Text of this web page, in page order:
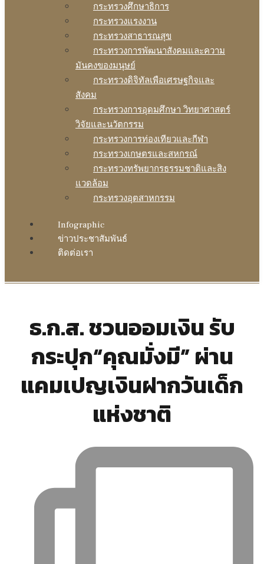
กระทรวงศึกษาธิการ
กระทรวงแรงงาน
กระทรวงสาธารณสุข
กระทรวงการพัฒนาสังคมและความ
มันคงของมนุษย์
กระทรวงดิจิทัลเพือเศรษฐกิจและ
สังคม
กระทรวงการอุดมศึกษา วิทยาศาสตร์
วิจัยและนวัตกรรม
กระทรวงการท่องเทียวและกีฬา
กระทรวงเกษตรและสหกรณ์
กระทรวงทรัพยากรธรรมชาติและสิง
แวดล้อม
กระทรวงอุตสาหกรรม
Infographic
ข่าวประชาสัมพันธ์
ติดต่อเรา
ธ.ก.ส. ชวนออมเงิน รับ
กระปุก“คุณมั่งมี” ผ่าน
แคมเปญเงินฝากวันเด็ก
แห่งชาติ